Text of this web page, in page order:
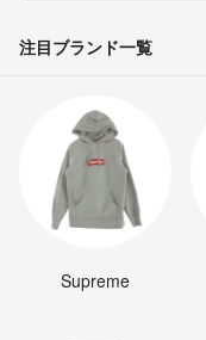
注目ブランド一覧
Supreme